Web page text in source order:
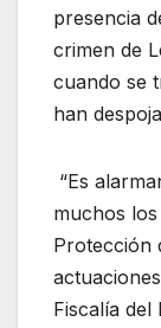
presencia
crimen de
cuando se
han
“Es
muchos
Protección
Fiscalía